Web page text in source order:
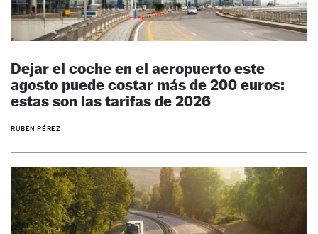
Dejar el coche en el aeropuerto este
agosto puede costar más de 200 euros:
estas son las tarifas de 2026
RUBÉN PÉREZ